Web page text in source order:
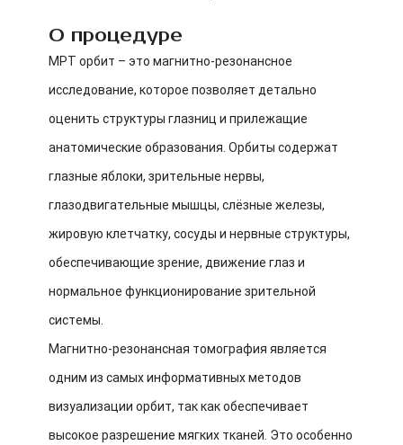
О процедуре
МРТ орбит – это магнитно-резонансное
исследование, которое позволяет детально
оценить структуры глазниц и прилежащие
анатомические образования. Орбиты содержат
глазные яблоки, зрительные нервы,
глазодвигательные мышцы, слёзные железы,
жировую клетчатку, сосуды и нервные структуры,
обеспечивающие зрение, движение глаз и
нормальное функционирование зрительной
системы.
Магнитно-резонансная томография является
одним из самых информативных методов
визуализации орбит, так как обеспечивает
высокое разрешение мягких тканей. Это особенно